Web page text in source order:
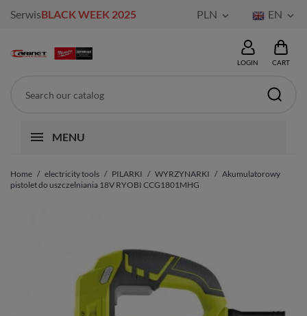
SerwisBLACK WEEK 2025 PLN  EN 
LOGIN CART
MENU
Home electricity tools PILARKI WYRZYNARKI
Akumulatorowy
pistolet do uszczelniania 18V RYOBI CCG1801MHG